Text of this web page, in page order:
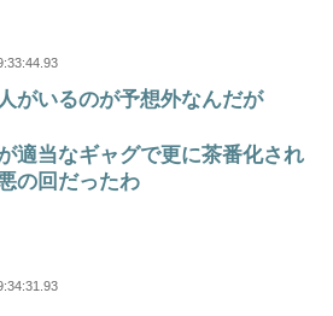
がいるのが予想外なんだが
適当なギャグで更に茶番化され
の回だったわ